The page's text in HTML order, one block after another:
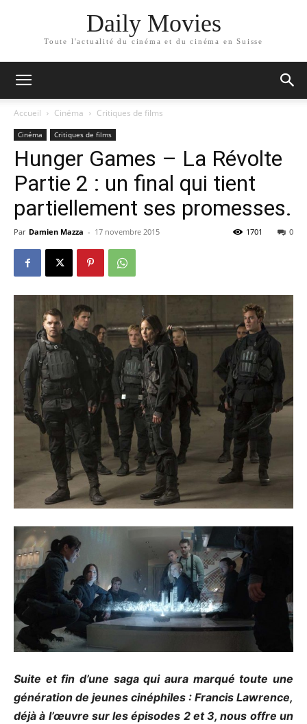
Daily Movies
Toute l'actualité du cinéma et du cinéma en Suisse
Accueil Cinéma Critiques de films
Cinéma Critiques de films
Hunger Games – La Révolte
Partie 2 : un final qui tient
partiellement ses promesses.
Par Damien Mazza - 17 novembre 2015 0
1701
Suite et fin d’une saga qui aura marqué toute une
génération de jeunes cinéphiles : Francis Lawrence,
déjà à l’œuvre sur les épisodes 2 et 3, nous offre un